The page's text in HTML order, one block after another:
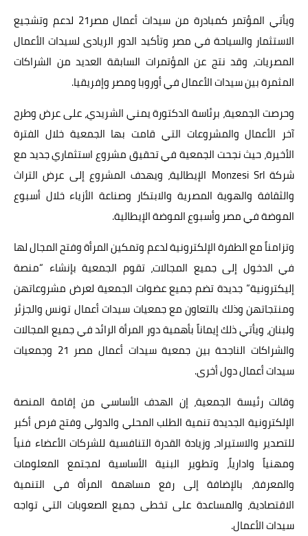
ويأتي المؤتمر كمبادرة من سيدات أعمال مصر21 لدعم وتشجيع
الاستثمار والسياحة في مصر وتأكيد الدور الريادى لسيدات الأعمال
المصريات، وقد نتج عن المؤتمرات السابقة العديد من الشراكات
المثمرة بين سيدات الأعمال في أوروبا ومصر وإفريقيا.
وحرصت الجمعية، برئاسة الدكتورة يمني الشريدي، على عرض وطرح
آخر الأعمال والمشروعات التي قامت بها الجمعية خلال الفترة
الأخيرة، حيث نجحت الجمعية في تحقيق مشروع استثماري جديد مع
شركة Monzesi Srl الإيطالية، ويهدف المشروع إلى عرض التراث
والثقافة والهوية المصرية والابتكار وصناعة الأزياء خلال أسبوع
الموضة في مصر وأسبوع الموضة الإيطالية.
وتزامناً مع الطفرة الإلكترونية لدعم وتمكين المرأة وفتح المجال لها
في الدخول إلى جميع المجالات، تقوم الجمعية بإنشاء “منصة
إليكترونية” جديدة تضم جميع عضوات الجمعية لعرض مشروعاتهن
ومنتجاتهن وذلك بالتعاون مع جمعيات سيدات أعمال تونس والجزئر
ولبنان، ويأتي ذلك إيماناً بأهمية دور المرأة الرائد في جميع المجالات
والشراكات الناجحة بين جمعية سيدات أعمال مصر 21 وجمعيات
سيدات أعمال دول أخرى.
وقالت رئيسة الجمعية، إن الهدف الأساسي من إقامة المنصة
الإلكترونية الجديدة تنمية الطلب المحلي والدولي وفتح فرص أكبر
للتصدير والاستيراد، وزيادة القدرة التنافسية للشركات الأعضاء فنياً
ومهنياً وادارياً، وتطوير البنية الأساسية لمجتمع المعلومات
والمعرفة، بالإضافة إلى رفع مساهمة المرأة في التنمية
الاقتصادية، والمساعدة على تخطى جميع الصعوبات التي تواجه
سيدات الأعمال.